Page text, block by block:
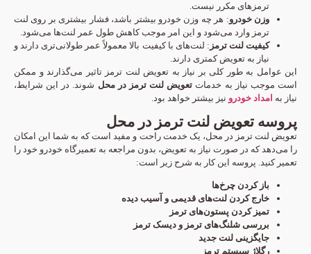
ترمزهای مکرر نیست.
وزن خودرو: هر چه وزن خودرو بیشتر باشد، فشار بیشتری بر روی لنت
ترمز وارد می‌شود و این امر موجب کاهش طول عمر لنت‌ها می‌شود.
کیفیت لنت ترمز : لنت‌های با کیفیت بالا معمولاً عمر طولانی‌تری دارند و
نیاز به تعویض کمتری دارند.
این عوامل به طور کلی بر نیاز به تعویض لنت ترمز تاثیر می‌گذارند و ممکن
است موجب نیاز به خدمات تعویض لنت ترمز در محل شوند. در این شرایط،
نیاز به امداد خودرو نیز بیشتر خواهد بود.
پروسه تعویض لنت ترمز در محل
تعویض لنت ترمز در محل، یک خدمت راحت و مفید است که به شما این امکان
را می‌دهد که در صورت نیاز به تعویض، بدون مراجعه به تعمیرگاه خودرو خود را
تعمیر کنید. پروسه این کار به شرح زیر است:
باز کردن چرخ‌ها
خارج کردن لنت‌های قدیمی و آسیب دیده
تمیز کردن پستون‌های ترمز
بررسی شلنگ‌های ترمز و دیسک ترمز
جایگزینی لنت جدید
رگلاژ سیستم ترمز